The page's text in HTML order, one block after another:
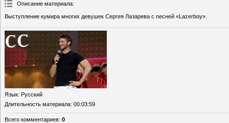
Описание материала:
Выступление кумира многих девушек Сергея Лазарева с песней «Lazerboy».
Язык: Русский
Длительность материала: 00:03:59
Всего комментариев: 0